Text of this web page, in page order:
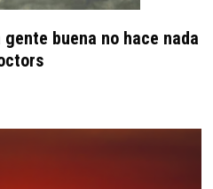
buena no hace nada